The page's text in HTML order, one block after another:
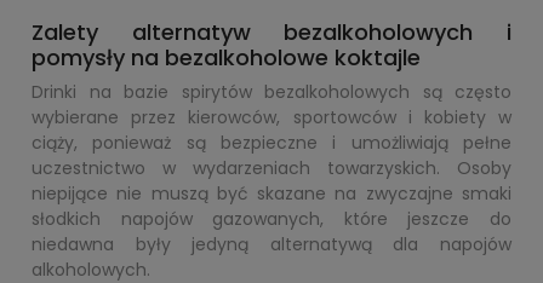
Zalety alternatyw bezalkoholowych i
pomysły na bezalkoholowe koktajle
Drinki na bazie spirytów bezalkoholowych są często
wybierane przez kierowców, sportowców i kobiety w
ciąży, ponieważ są bezpieczne i umożliwiają pełne
uczestnictwo w wydarzeniach towarzyskich. Osoby
niepijące nie muszą być skazane na zwyczajne smaki
słodkich napojów gazowanych, które jeszcze do
niedawna były jedyną alternatywą dla napojów
alkoholowych.